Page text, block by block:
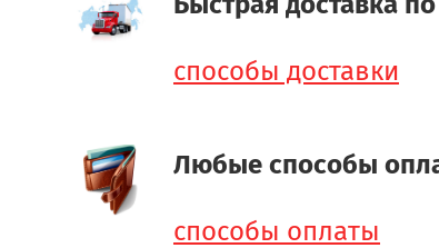
способы доставки
Любые способы
способы оплаты